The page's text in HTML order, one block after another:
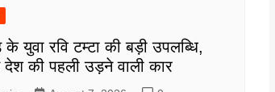
के युवा रवि टम्टा की बड़ी उपलब्धि,
देश की पहली उड़ने वाली कार